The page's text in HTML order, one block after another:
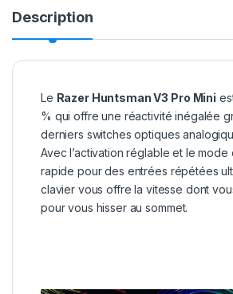
Description
Le Razer Huntsman V3 Pro Mini
% qui offre une réactivité inégalée
derniers switches optiques
Avec l’activation réglable et le
rapide pour des entrées répétées
clavier vous offre la vitesse dont
pour vous hisser au sommet.